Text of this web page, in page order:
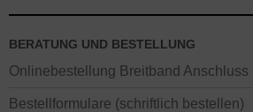
BERATUNG UND BESTELLUNG
Onlinebestellung Breitband Anschluss
Bestellformulare (schriftlich bestellen)